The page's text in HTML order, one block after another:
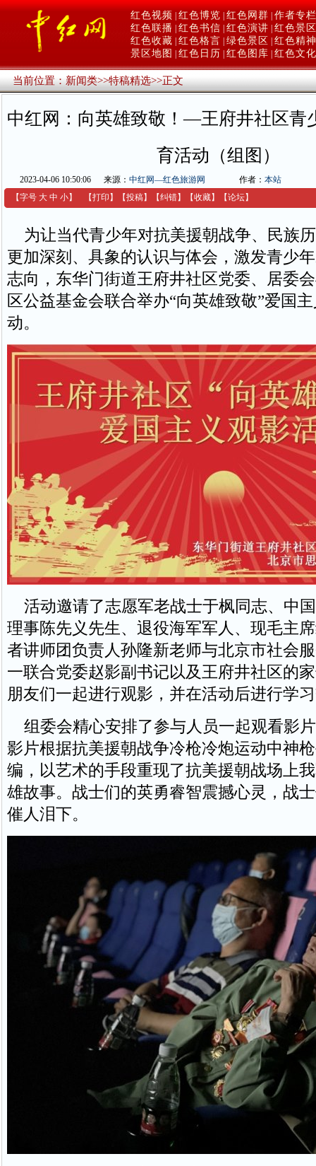
红色视频 红色博览 红色网群 作者专栏
红色联播 红色书信 红色演讲 红色景区
红色收藏 红色格言 绿色景区
红色精神
景区地图
红色日历 红色图库 红色文化
当前位置：新闻类>>特稿精选>>正文
中红网：向英雄致敬！—王府井社区青
育活动（组图）
2023-04-06 10:50:06 来源： 中红网—红色旅游网 作者： 本站
【字号 大 中 小】 【打印 】 【投稿】 【纠错】 【收藏】 【论坛】
为让当代青少年对抗美援朝战争、民族
更加深刻、具象的认识与体会，激发青少
志向，东华门街道王府井社区党委、居委
区公益基金会联合举办“向英雄致敬”爱国
动。
活动邀请了志愿军老战士于枫同志、中
理事陈先义先生、退役海军军人、现毛主
者讲师团负责人孙隆新老师与北京市社会
一联合党委赵影副书记以及王府井社区的
朋友们一起进行观影，并在活动后进行学
组委会精心安排了参与人员一起观看影
影片根据抗美援朝战争冷枪冷炮运动中神
编，以艺术的手段重现了抗美援朝战场上
雄故事。战士们的英勇睿智震撼心灵，战
催人泪下。